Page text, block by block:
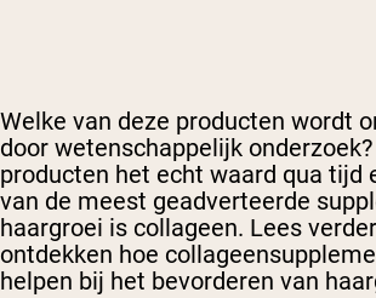
Welke van deze producten wordt
door wetenschappelijk
producten het echt waard qua tijd
van de meest geadverteerde
haargroei is collageen. Lees
ontdekken hoe
helpen bij het bevorderen van